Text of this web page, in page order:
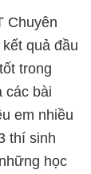
Chuyên
quả đầu
trong
các bài
em nhiều
thí sinh
học